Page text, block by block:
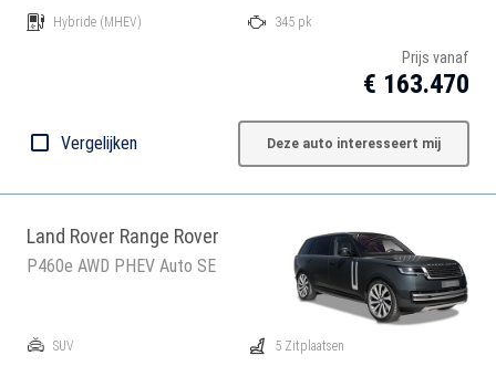
Hybride (MHEV) 345 pk
Prijs vanaf
€ 163.470
Vergelijken Deze auto interesseert mij
Land Rover Range Rover
P460e AWD PHEV Auto SE
SUV 5 Zitplaatsen